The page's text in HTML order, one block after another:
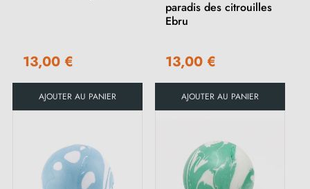
13,00 €
AJOUTER AU PANIER
paradis des citrouilles
Ebru
13,00 €
AJOUTER AU PANIER